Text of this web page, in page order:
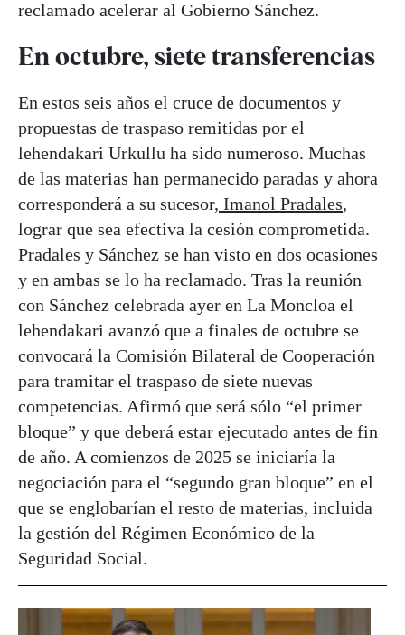
reclamado acelerar al Gobierno Sánchez.
En octubre, siete transferencias
En estos seis años el cruce de documentos y
propuestas de traspaso remitidas por el
lehendakari Urkullu ha sido numeroso. Muchas
de las materias han permanecido paradas y ahora
corresponderá a su sucesor, Imanol Pradales,
lograr que sea efectiva la cesión comprometida.
Pradales y Sánchez se han visto en dos ocasiones
y en ambas se lo ha reclamado. Tras la reunión
con Sánchez celebrada ayer en La Moncloa el
lehendakari avanzó que a finales de octubre se
convocará la Comisión Bilateral de Cooperación
para tramitar el traspaso de siete nuevas
competencias. Afirmó que será sólo “el primer
bloque” y que deberá estar ejecutado antes de fin
de año. A comienzos de 2025 se iniciaría la
negociación para el “segundo gran bloque” en el
que se englobarían el resto de materias, incluida
la gestión del Régimen Económico de la
Seguridad Social.